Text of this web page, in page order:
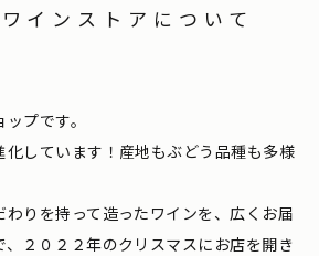
インストアについて
プです。
化しています！産地もぶどう品種も多様
わりを持って造ったワインを、広くお届
、２０２２年のクリスマスにお店を開き